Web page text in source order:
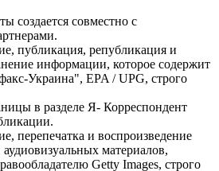
создается совместно с
публикация, републикация и
информации, которое содержит
Украина", EPA / UPG, строго
в разделе Я- Корреспондент
перепечатка и воспроизведение
материалов,
Getty Images, строго